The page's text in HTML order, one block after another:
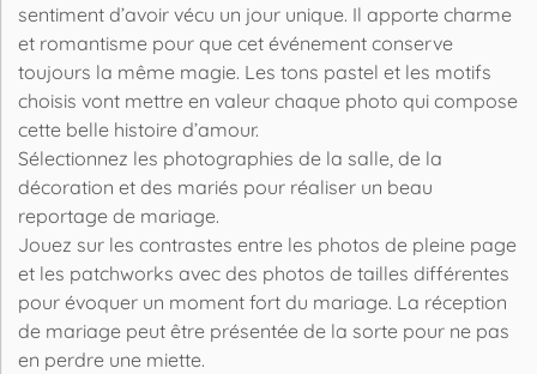
sentiment d’avoir vécu un jour unique. Il apporte charme
et romantisme pour que cet événement conserve
toujours la même magie. Les tons pastel et les motifs
choisis vont mettre en valeur chaque photo qui compose
cette belle histoire d’amour.
Sélectionnez les photographies de la salle, de la
décoration et des mariés pour réaliser un beau
reportage de mariage.
Jouez sur les contrastes entre les photos de pleine page
et les patchworks avec des photos de tailles différentes
pour évoquer un moment fort du mariage. La réception
de mariage peut être présentée de la sorte pour ne pas
en perdre une miette.